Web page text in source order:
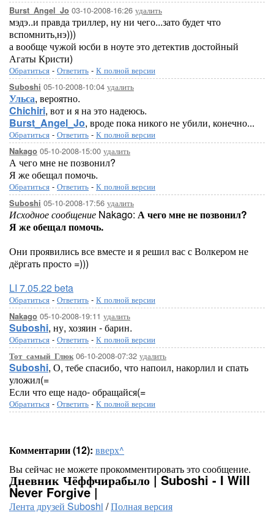
Burst_Angel_Jo 03-10-2008-16:26 удалить
мэдэ..и правда триллер, ну ни чего...зато будет что
вспомнить,нэ)))
а вообще чужой юсби в ноуте это детектив достойный
Агаты Кристи)
Обратиться - Ответить - К полной версии
Suboshi 05-10-2008-10:04 удалить
Ульса, вероятно.
Chichiri, вот и я на это надеюсь.
Burst_Angel_Jo, вроде пока никого не убили, конечно...
Обратиться - Ответить - К полной версии
Nakago 05-10-2008-15:00 удалить
А чего мне не позвонил?
Я же обещал помочь.
Обратиться - Ответить - К полной версии
Suboshi 05-10-2008-17:56 удалить
Исходное сообщение Nakago: А чего мне не позвонил?
Я же обещал помочь.
Они проявились все вместе и я решил вас с Волкером не
дёргать просто =)))
LI 7.05.22 beta
Обратиться - Ответить - К полной версии
Nakago 05-10-2008-19:11 удалить
Suboshi, ну, хозяин - барин.
Обратиться - Ответить - К полной версии
Тот_самый_Глюк06-10-2008-07:32 удалить
Suboshi, О, тебе спасибо, что напоил, накорлил и спать
уложил(=
Если что еще надо- обращайся(=
Обратиться - Ответить - К полной версии
Комментарии (12): вверх^
Вы сейчас не можете прокомментировать это сообщение.
Дневник Чёффчирабыло | Suboshi - I Will
Never Forgive |
Лента друзей Suboshi /Полная версия